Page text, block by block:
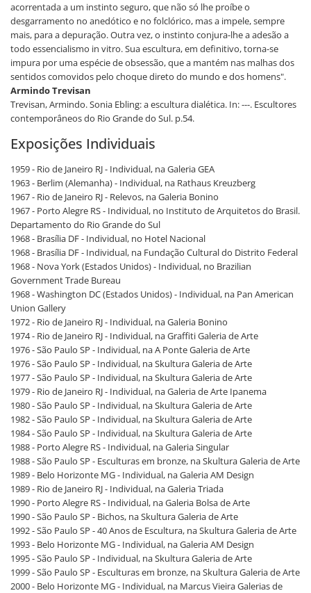
acorrentada a um instinto seguro, que não só lhe proíbe o
desgarramento no anedótico e no folclórico, mas a impele, sempre
mais, para a depuração. Outra vez, o instinto conjura-lhe a adesão a
todo essencialismo in vitro. Sua escultura, em definitivo, torna-se
impura por uma espécie de obsessão, que a mantém nas malhas dos
sentidos comovidos pelo choque direto do mundo e dos homens".
Armindo Trevisan
Trevisan, Armindo. Sonia Ebling: a escultura dialética. In: ---. Escultores
contemporâneos do Rio Grande do Sul. p.54.
Exposições Individuais
1959 - Rio de Janeiro RJ - Individual, na Galeria GEA
1963 - Berlim (Alemanha) - Individual, na Rathaus Kreuzberg
1967 - Rio de Janeiro RJ - Relevos, na Galeria Bonino
1967 - Porto Alegre RS - Individual, no Instituto de Arquitetos do Brasil.
Departamento do Rio Grande do Sul
1968 - Brasília DF - Individual, no Hotel Nacional
1968 - Brasília DF - Individual, na Fundação Cultural do Distrito Federal
1968 - Nova York (Estados Unidos) - Individual, no Brazilian
Government Trade Bureau
1968 - Washington DC (Estados Unidos) - Individual, na Pan American
Union Gallery
1972 - Rio de Janeiro RJ - Individual, na Galeria Bonino
1974 - Rio de Janeiro RJ - Individual, na Graffiti Galeria de Arte
1976 - São Paulo SP - Individual, na A Ponte Galeria de Arte
1976 - São Paulo SP - Individual, na Skultura Galeria de Arte
1977 - São Paulo SP - Individual, na Skultura Galeria de Arte
1979 - Rio de Janeiro RJ - Individual, na Galeria de Arte Ipanema
1980 - São Paulo SP - Individual, na Skultura Galeria de Arte
1982 - São Paulo SP - Individual, na Skultura Galeria de Arte
1984 - São Paulo SP - Individual, na Skultura Galeria de Arte
1988 - Porto Alegre RS - Individual, na Galeria Singular
1988 - São Paulo SP - Esculturas em bronze, na Skultura Galeria de Arte
1989 - Belo Horizonte MG - Individual, na Galeria AM Design
1989 - Rio de Janeiro RJ - Individual, na Galeria Triada
1990 - Porto Alegre RS - Individual, na Galeria Bolsa de Arte
1990 - São Paulo SP - Bichos, na Skultura Galeria de Arte
1992 - São Paulo SP - 40 Anos de Escultura, na Skultura Galeria de Arte
1993 - Belo Horizonte MG - Individual, na Galeria AM Design
1995 - São Paulo SP - Individual, na Skultura Galeria de Arte
1999 - São Paulo SP - Esculturas em bronze, na Skultura Galeria de Arte
2000 - Belo Horizonte MG - Individual, na Marcus Vieira Galerias de